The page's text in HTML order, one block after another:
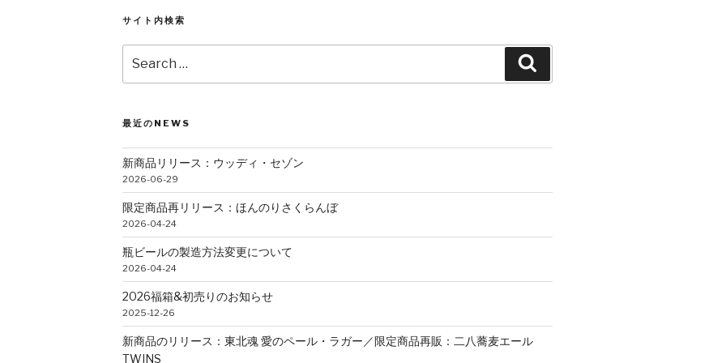
サイト内検索
for:
最近のNEWS
新商品リリース：ウッディ・セゾン
2026-06-29
限定商品再リリース：ほんのりさくらんぼ
2026-04-24
瓶ビールの製造方法変更について
2026-04-24
2026福箱&初売りのお知らせ
2025-12-26
新商品のリリース：東北魂 愛のペール・ラガー／限定商品再販：二八蕎麦エール
TWINS